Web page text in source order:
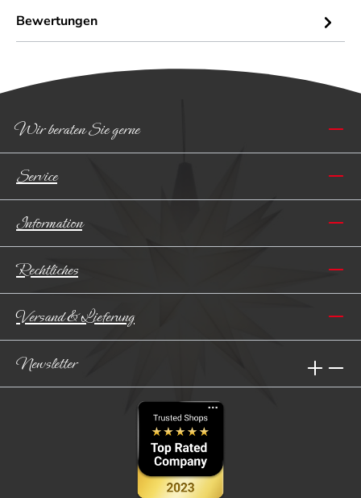
Bewertungen
Wir beraten Sie gerne
Service
Information
Rechtliches
Versand & Lieferung
Newsletter